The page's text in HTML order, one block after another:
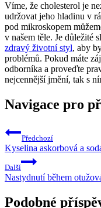
Víme, že cholesterol je
udržovat jeho hladinu v
pod mikroskopem
v našem těle. Je důležité
zdravý životní styl, aby
problémů. Pokud máte
odborníka a proveďte
nejcennější jmění, tak s
Navigace pro
Předchozí
Kyselina askorbová a
Další
Nastydnutí během
Podobné